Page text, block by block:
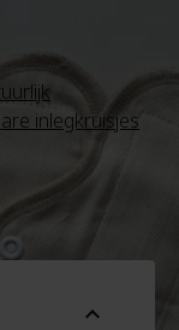
inlegkruisjes
expand_more